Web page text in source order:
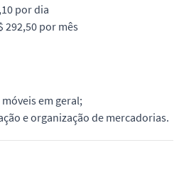
por dia
292,50 por mês
em geral;
e organização de mercadorias.